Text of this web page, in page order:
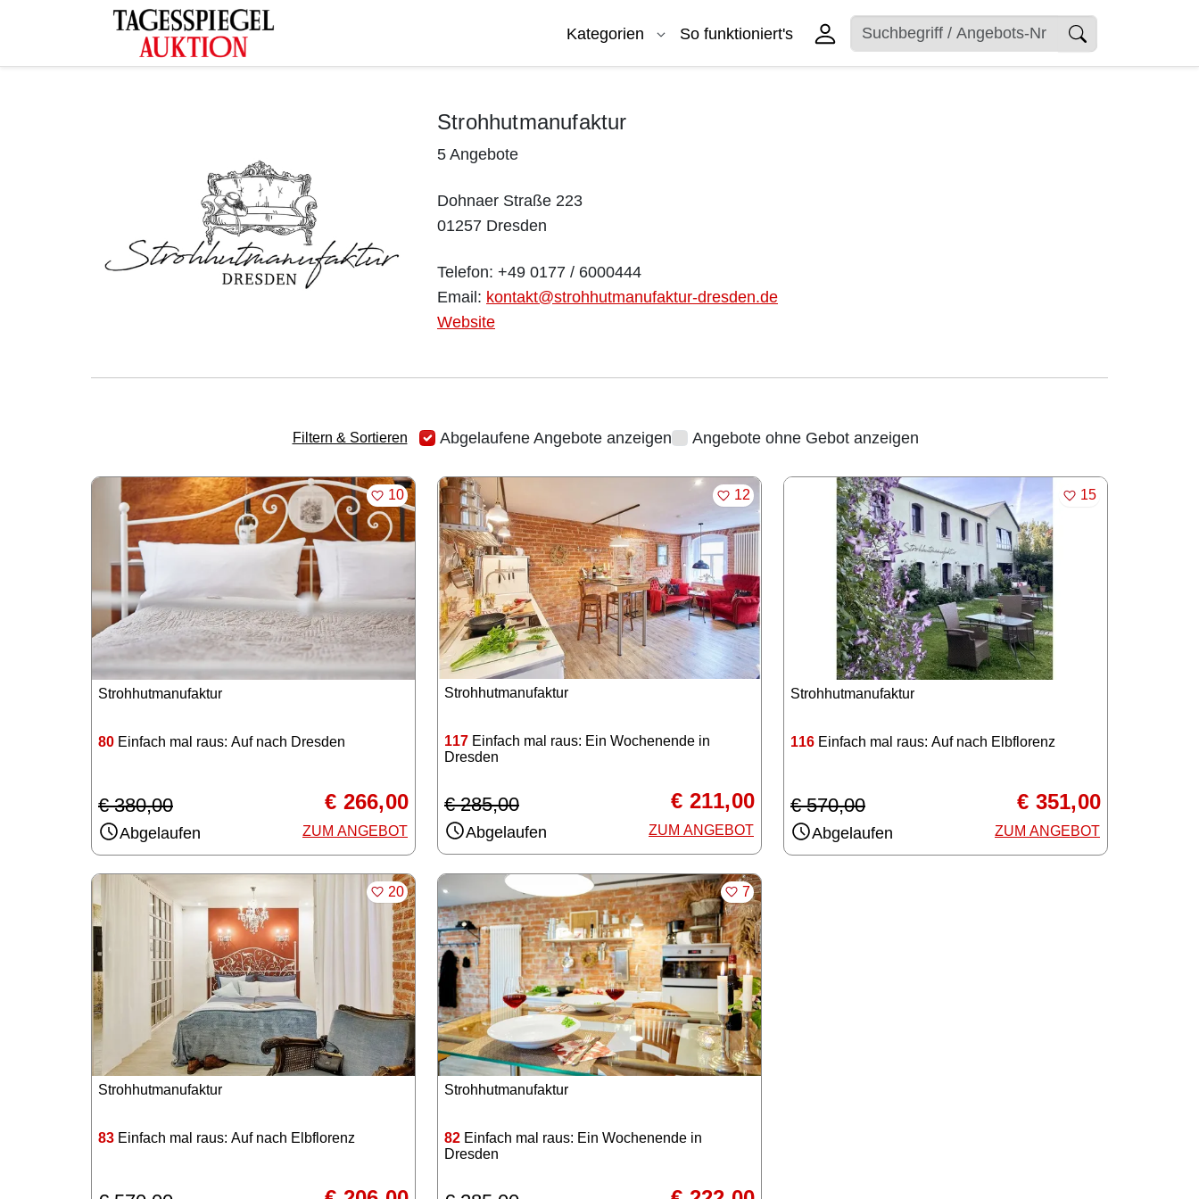
Kategorien So funktioniert's
Strohhutmanufaktur
5 Angebote
Dohnaer Straße 223
01257 Dresden
Telefon: +49 0177 / 6000444
Email: kontakt@strohhutmanufaktur-dresden.de
Website
Filtern & Sortieren Abgelaufene Angebote anzeigen Angebote ohne Gebot anzeigen
MERKEN
10
Strohhutmanufaktur
80 Einfach mal raus: Auf nach Dresden
€ 380,00
Abgelaufen
€ 266,00
ZUM ANGEBOT
MERKEN
12
Strohhutmanufaktur
117 Einfach mal raus: Ein Wochenende in
Dresden
€ 285,00
Abgelaufen
€ 211,00
ZUM ANGEBOT
MERKEN
15
Strohhutmanufaktur
116 Einfach mal raus: Auf nach Elbflorenz
€ 570,00
Abgelaufen
€ 351,00
ZUM ANGEBOT
MERKEN
20
Strohhutmanufaktur
83 Einfach mal raus: Auf nach Elbflorenz
MERKEN
7
Strohhutmanufaktur
82 Einfach mal raus: Ein Wochenende in
Dresden